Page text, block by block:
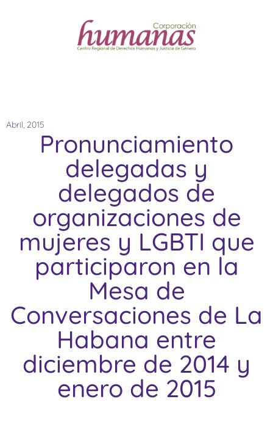
Abril, 2015
Pronunciamiento
delegadas y
delegados de
organizaciones de
mujeres y LGBTI que
participaron en la
Mesa de
Conversaciones de La
Habana entre
diciembre de 2014 y
enero de 2015